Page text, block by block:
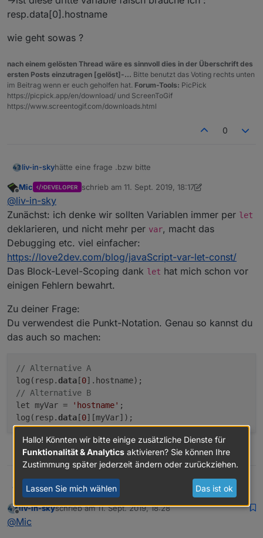
resp.data[0].hostname
wie geht sowas ?
nach einem gelösten Thread wäre es sinnvoll dies in der Überschrift des
ersten Posts einzutragen [gelöst]-... Bitte benutzt das Voting rechts unten
im Beitrag wenn er euch geholfen hat. Forum-Tools: PicPick
https://picpick.app/en/download/ und ScreenToGif
https://www.screentogif.com/downloads.html
0
liv-in-skyhätte eine frage .bzw bitte
ich habe eine json-variable, die man so abfragt:
var x = resp.data[0].hostname
var x= resp.data[0].name
ich wurde gerne das ".hostname" oder ".name"
variable halten - also abhängig von einer dritten
variablen die auf true oder false gesetzt wird
-> ist diese dritte variable true brauche ich :
resp.data[0].name
->ist diese dritte variable falsch brauche ich :
wie geht sowas ?
Offline
Mic DEVELOPER schrieb am 11. Sept. 2019, 18:17
zuletzt editiert von Mic 9. Nov. 2019, 20:22
@liv-in-sky
Zunächst: ich denke wir sollten Variablen immer per let
deklarieren, und nicht mehr per var, macht das
Debugging etc. viel einfacher:
https://love2dev.com/blog/javaScript-var-let-const/
Das Block-Level-Scoping dank let hat mich schon vor
einigen Fehlern bewahrt.
Zu deiner Frage:
Du verwendest die Punkt-Notation. Genau so kannst du
das auch so machen:
// Alternative A
log(resp.data [0
// Alternative B
let myVar =
'hostname' ;
log(resp.data [0
1
Mic@liv-in-sky
Zunächst: ich denke wir sollten Variablen immer perlet
deklarieren, und nicht mehr pervar, macht das
Zu deiner Frage:
Offline
liv-in-skyschrieb am11. Sept. 2019, 18:28
zuletzt editiert von
@Mic
Hallo! Könnten wir bitte einige zusätzliche Dienste für
Funktionalität & Analytics aktivieren? Sie können Ihre
Zustimmung später jederzeit ändern oder zurückziehen.
Lassen Sie mich wählen Das ist ok